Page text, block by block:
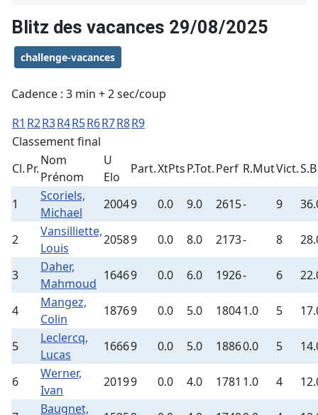
Blitz des vacances 29/08/2025
challenge-vacances
Cadence : 3 min + 2 sec/coup
R1 R2R3R4R5R6R7R8R9
Classement final
Cl.Pr.
Nom
Prénom
U
Elo
Part.XtPtsP.Tot.Perf R.MutVict.S.B
1
Scoriels,
Michael
20049 0.0 9.0 2615- 9
2
Vansilliette,
Louis
20589 0.0 8.0 2173- 8
3
Daher,
Mahmoud
16469 0.0 6.0 1926- 6
4
Mangez,
Colin
18769 0.0 5.0 18041.0 5
5
Leclercq,
Lucas
16669 0.0 5.0 18860.0 5
6
Werner,
Ivan
20199 0.0 4.0 1781 1.0 4
Baugnet,